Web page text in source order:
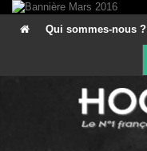
Qui sommes-nous ?